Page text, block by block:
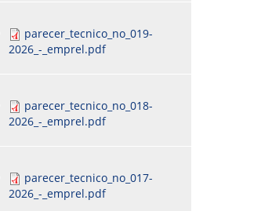
parecer_tecnico_no_019-
2026_-_emprel.pdf
parecer_tecnico_no_018-
2026_-_emprel.pdf
parecer_tecnico_no_017-
2026_-_emprel.pdf